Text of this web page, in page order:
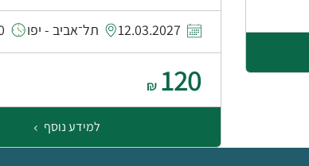
12.03.2027 תל־אביב - יפו
120
₪
למידע נוסף